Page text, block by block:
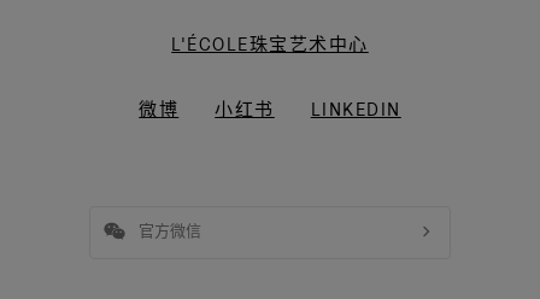
L'ÉCOLE珠宝艺术中心
微博 小红书 LINKEDIN
官方微信